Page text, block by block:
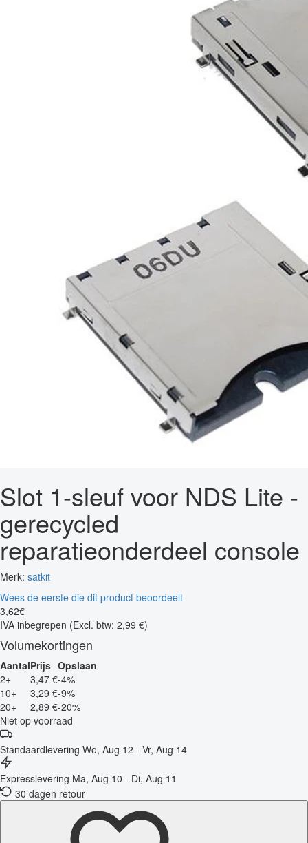
Slot 1-sleuf voor NDS Lite -
gerecycled
reparatieonderdeel console
Merk: satkit
Wees de eerste die dit product beoordeelt
3,62€
IVA inbegrepen (Excl. btw: 2,99 €)
Volumekortingen
AantalPrijs Opslaan
2+
3,47 €-4%
10+
3,29 €-9%
20+
2,89 €-20%
Niet op voorraad
Standaardlevering Wo, Aug 12 - Vr, Aug 14
Expresslevering Ma, Aug 10 - Di, Aug 11
30 dagen retour